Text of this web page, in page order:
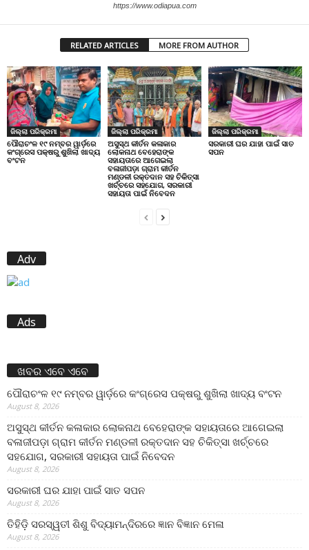
https://www.odiapua.com
RELATED ARTICLES MORE FROM AUTHOR
ଜିଲ୍ଲା ପରିକ୍ରମା
ପୌରାଚଂଳ ୧୯ ନମ୍ବର ୱାର୍ଡ଼ରେ
କଂଗ୍ରେସ ପକ୍ଷରୁ ଶୁଖିଲା ଖାଦ୍ୟ
ବଂଟନ
ଜିଲ୍ଲା ପରିକ୍ରମା
ଅସୁସ୍ଥ କୀର୍ତନ କଳାକାର
ଲୋକନାଥ ବେହେରାଙ୍କ
ସହାୟତାରେ ଆଗେଇଲା
ବଳାଜୀପଡ଼ା ଗ୍ରାମ କୀର୍ତନ
ମଣ୍ଡଳୀ ରକ୍ତଦାନ ସହ ଚିକିତ୍ସା
ଖର୍ଚ୍ଚରେ ସହଯୋଗ, ସରକାରୀ
ସହାୟତା ପାଇଁ ନିବେଦନ
ଜିଲ୍ଲା ପରିକ୍ରମା
ସରକାରୀ ଘର ଯାହା ପାଇଁ ସାତ
ସପନ
Adv
Ads
ଖବର ଏବେ ଏବେ
ପୌରାଚଂଳ ୧୯ ନମ୍ବର ୱାର୍ଡ଼ରେ କଂଗ୍ରେସ ପକ୍ଷରୁ ଶୁଖିଲା ଖାଦ୍ୟ ବଂଟନ
August 8, 2026
ଅସୁସ୍ଥ କୀର୍ତନ କଳାକାର ଲୋକନାଥ ବେହେରାଙ୍କ ସହାୟତାରେ ଆଗେଇଲା
ବଳାଜୀପଡ଼ା ଗ୍ରାମ କୀର୍ତନ ମଣ୍ଡଳୀ ରକ୍ତଦାନ ସହ ଚିକିତ୍ସା ଖର୍ଚ୍ଚରେ
ସହଯୋଗ, ସରକାରୀ ସହାୟତା ପାଇଁ ନିବେଦନ
August 8, 2026
ସରକାରୀ ଘର ଯାହା ପାଇଁ ସାତ ସପନ
August 8, 2026
ତିହିଡି଼ ସରସ୍ୱତୀ ଶିଶୁ ବିଦ୍ୟାମନ୍ଦିରରେ ଜ୍ଞାନ ବିଜ୍ଞାନ ମେଳା
August 8, 2026